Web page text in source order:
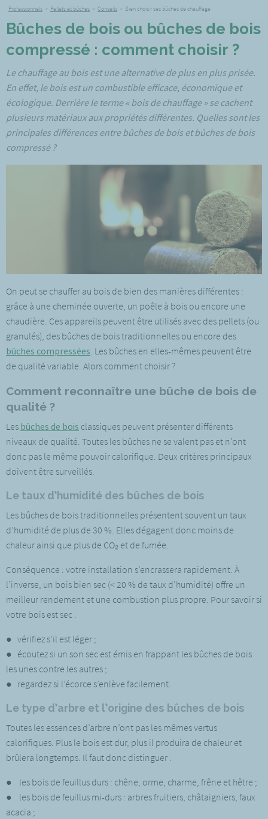
Professionnels > Pellets et bûches > Conseils > Bien choisir ses bûches de chauffage
Bûches de bois ou bûches de bois
compressé : comment choisir ?
Le chauffage au bois est une alternative de plus en plus prisée.
En effet, le bois est un combustible efficace, économique et
écologique. Derrière le terme « bois de chauffage » se cachent
plusieurs matériaux aux propriétés différentes. Quelles sont les
principales différences entre bûches de bois et bûches de bois
compressé ?
On peut se chauffer au bois de bien des manières différentes :
grâce à une cheminée ouverte, un poêle à bois ou encore une
chaudière. Ces appareils peuvent être utilisés avec des pellets (ou
granulés), des bûches de bois traditionnelles ou encore des
bûches compressées. Les bûches en elles-mêmes peuvent être
de qualité variable. Alors comment choisir ?
Comment reconnaître une bûche de bois de
qualité ?
Les bûches de bois classiques peuvent présenter différents
niveaux de qualité. Toutes les bûches ne se valent pas et n’ont
donc pas le même pouvoir calorifique. Deux critères principaux
doivent être surveillés.
Le taux d’humidité des bûches de bois
Les bûches de bois traditionnelles présentent souvent un taux
d’humidité de plus de 30 %. Elles dégagent donc moins de
chaleur ainsi que plus de CO₂ et de fumée.
Conséquence : votre installation s’encrassera rapidement. À
l’inverse, un bois bien sec (< 20 % de taux d’humidité) offre un
meilleur rendement et une combustion plus propre. Pour savoir si
votre bois est sec :
● vérifiez s’il est léger ;
● écoutez si un son sec est émis en frappant les bûches de bois
les unes contre les autres ;
● regardez si l’écorce s’enlève facilement.
Le type d’arbre et l’origine des bûches de bois
Toutes les essences d’arbre n’ont pas les mêmes vertus
calorifiques. Plus le bois est dur, plus il produira de chaleur et
brûlera longtemps. Il faut donc distinguer :
● les bois de feuillus durs : chêne, orme, charme, frêne et hêtre ;
● les bois de feuillus mi-durs : arbres fruitiers, châtaigniers, faux
acacia ;